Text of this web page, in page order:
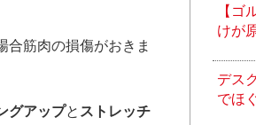
合筋肉の損傷がおきま
グアップと ストレッチ
【ゴ
けが
デス
でほ